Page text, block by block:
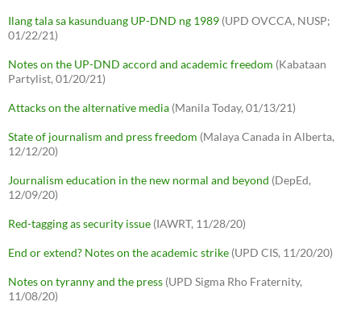
Ilang tala sa kasunduang UP-DND ng 1989 (UPD OVCCA, NUSP;
01/22/21)
Notes on the UP-DND accord and academic freedom (Kabataan
Partylist, 01/20/21)
Attacks on the alternative media (Manila Today, 01/13/21)
State of journalism and press freedom (Malaya Canada in Alberta,
12/12/20)
Journalism education in the new normal and beyond (DepEd,
12/09/20)
Red-tagging as security issue (IAWRT, 11/28/20)
End or extend? Notes on the academic strike (UPD CIS, 11/20/20)
Notes on tyranny and the press (UPD Sigma Rho Fraternity,
11/08/20)